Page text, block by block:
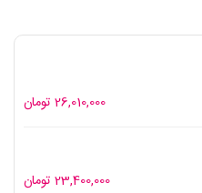
26,010,000 تومان
23,400,000 تومان